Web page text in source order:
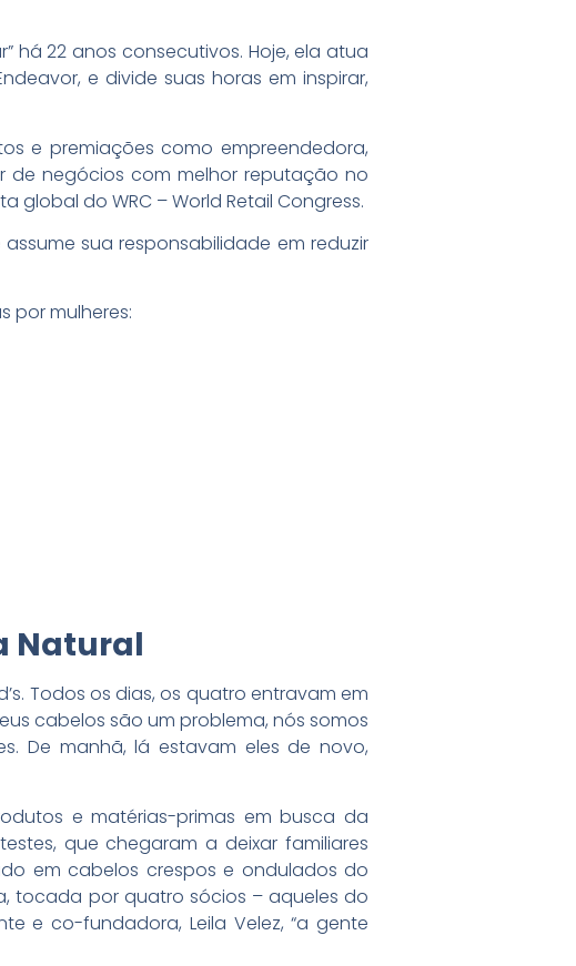
há 22 anos consecutivos. Hoje, ela atua
e divide suas horas em inspirar,
e premiações como empreendedora,
de negócios com melhor reputação no
global do WRC – World Retail Congress.
sua responsabilidade em reduzir
por mulheres:
Natural
Todos os dias, os quatro entravam em
cabelos são um problema, nós somos
De manhã, lá estavam eles de novo,
e matérias-primas em busca da
que chegaram a deixar familiares
em cabelos crespos e ondulados do
tocada por quatro sócios – aqueles do
e co-fundadora, Leila Velez, “a gente